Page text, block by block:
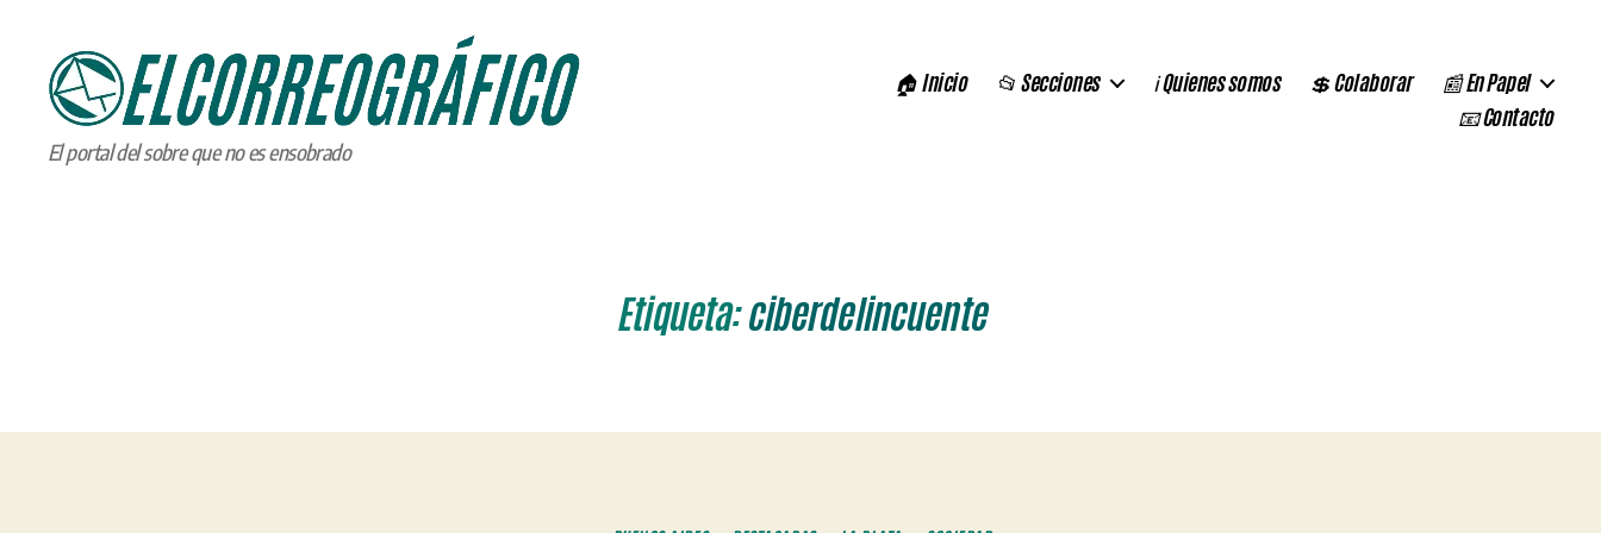
ELCORREOGRÁFICO
El portal del sobre que no es ensobrado
🏠 Inicio 📂 Secciones ℹ️ Quienes somos 💲 Colaborar
📰 En Papel
📧 Contacto
Etiqueta:ciberdelincuente
Categorías